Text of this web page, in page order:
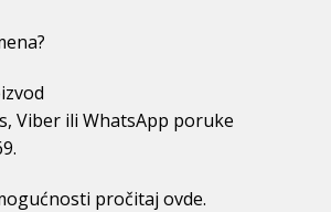
Viber ili WhatsApp poruke
pročitaj ovde.